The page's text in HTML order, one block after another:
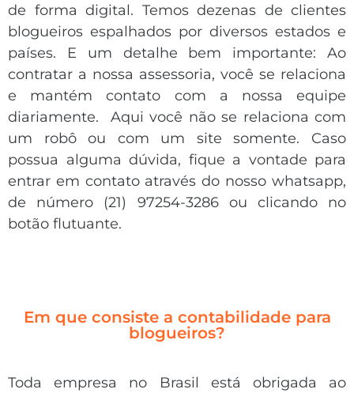
de forma digital. Temos dezenas de clientes
blogueiros espalhados por diversos estados e
países. E um detalhe bem importante: Ao
contratar a nossa assessoria, você se relaciona
e mantém contato com a nossa equipe
diariamente. Aqui você não se relaciona com
um robô ou com um site somente. Caso
possua alguma dúvida, fique a vontade para
entrar em contato através do nosso whatsapp,
de número (21) 97254-3286 ou clicando no
botão flutuante.
Em que consiste a contabilidade para
blogueiros?
Toda empresa no Brasil está obrigada ao